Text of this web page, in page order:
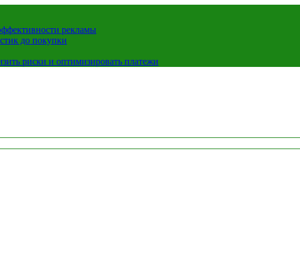
рекламы
до покупки
риски и оптимизировать платежи